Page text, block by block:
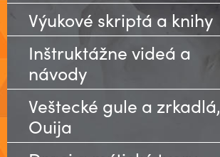
Výukové skriptá a knihy
Inštruktážne videá a
návody
Veštecké gule a zrkadlá,
Ouija